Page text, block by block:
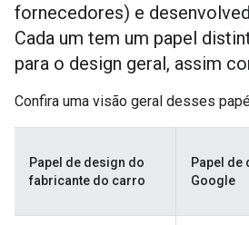
fornecedores) e
Cada um tem um papel
para o design geral, assim
Confira uma visão geral desses
Papel de design do
fabricante do carro
Papel de
Google